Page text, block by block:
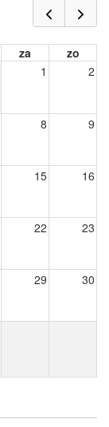
za
zo
1
2
8 9
15 16
22 23
29 30